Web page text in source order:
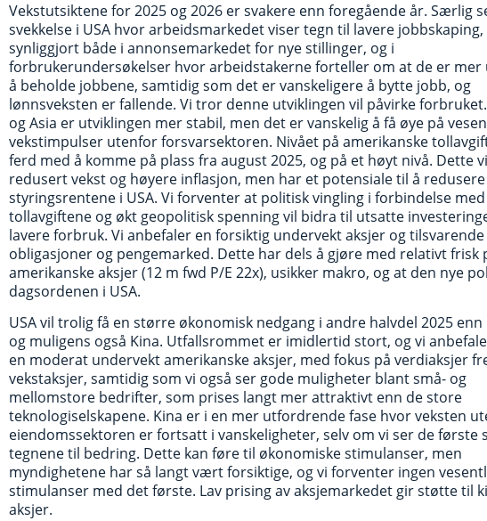
Vekstutsiktene for 2025 og 2026 er svakere enn foregående år. Særlig
svekkelse i USA hvor arbeidsmarkedet viser tegn til lavere jobbskaping,
synliggjort både i annonsemarkedet for nye stillinger, og i
forbrukerundersøkelser hvor arbeidstakerne forteller om at de er mer
å beholde jobbene, samtidig som det er vanskeligere å bytte jobb, og
lønnsveksten er fallende. Vi tror denne utviklingen vil påvirke
og Asia er utviklingen mer stabil, men det er vanskelig å få øye på
vekstimpulser utenfor forsvarsektoren. Nivået på amerikanske
ferd med å komme på plass fra august 2025, og på et høyt nivå. Dette
redusert vekst og høyere inflasjon, men har et potensiale til å redusere
styringsrentene i USA. Vi forventer at politisk vingling i forbindelse
tollavgiftene og økt geopolitisk spenning vil bidra til utsatte
lavere forbruk. Vi anbefaler en forsiktig undervekt aksjer og
obligasjoner og pengemarked. Dette har dels å gjøre med relativt frisk
amerikanske aksjer (12 m fwd P/E 22x), usikker makro, og at den nye
dagsordenen i USA.
USA vil trolig få en større økonomisk nedgang i andre halvdel 2025 enn
og muligens også Kina. Utfallsrommet er imidlertid stort, og vi
en moderat undervekt amerikanske aksjer, med fokus på verdiaksjer
vekstaksjer, samtidig som vi også ser gode muligheter blant små- og
mellomstore bedrifter, som prises langt mer attraktivt enn de store
teknologiselskapene. Kina er i en mer utfordrende fase hvor veksten
eiendomssektoren er fortsatt i vanskeligheter, selv om vi ser de første
tegnene til bedring. Dette kan føre til økonomiske stimulanser, men
myndighetene har så langt vært forsiktige, og vi forventer ingen
stimulanser med det første. Lav prising av aksjemarkedet gir støtte til
aksjer.